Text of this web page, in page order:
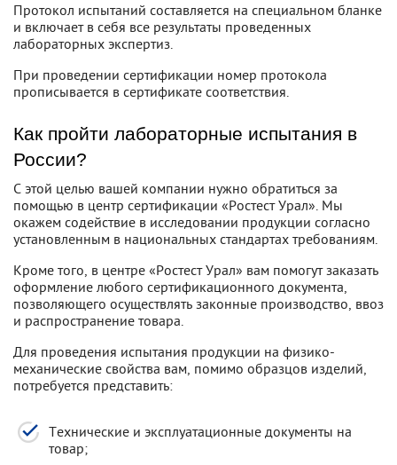
Протокол испытаний составляется на специальном бланке
и включает в себя все результаты проведенных
лабораторных экспертиз.
При проведении сертификации номер протокола
прописывается в сертификате соответствия.
Как пройти лабораторные испытания в
России?
С этой целью вашей компании нужно обратиться за
помощью в центр сертификации «Ростест Урал». Мы
окажем содействие в исследовании продукции согласно
установленным в национальных стандартах требованиям.
Кроме того, в центре «Ростест Урал» вам помогут заказать
оформление любого сертификационного документа,
позволяющего осуществлять законные производство, ввоз
и распространение товара.
Для проведения испытания продукции на физико-
механические свойства вам, помимо образцов изделий,
потребуется представить:
Технические и эксплуатационные документы на
товар;